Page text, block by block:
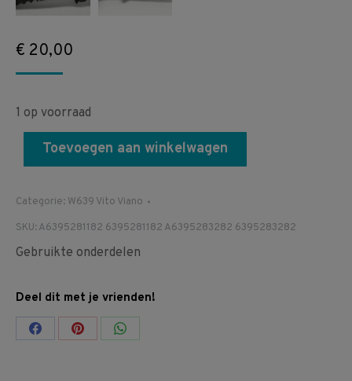
€ 20,00
1 op voorraad
Toevoegen aan winkelwagen
Categorie: W639 Vito Viano
SKU:A6395281182 6395281182 A6395283282 6395283282
Gebruikte onderdelen
Deel dit met je vrienden!
Share Share Share